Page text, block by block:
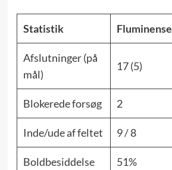
Statistik Fluminense
Afslutninger (på
mål)
17 (5)
Blokerede forsøg 2
Inde/ude af feltet 9 / 8
Boldbesiddelse 51%